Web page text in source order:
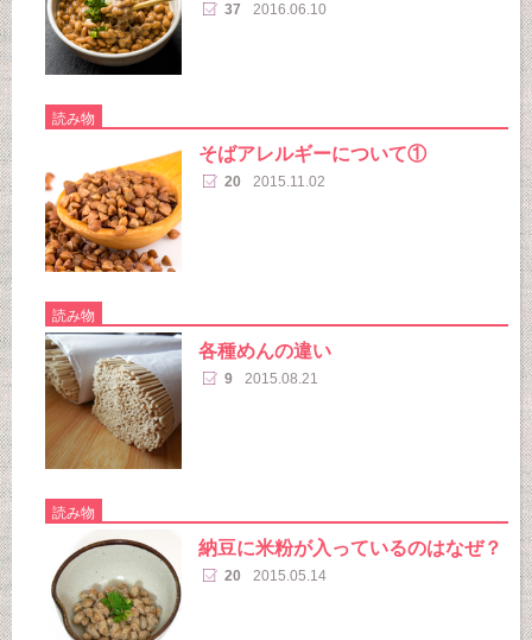
37 2016.06.10
読み物
そばアレルギーについて①
20 2015.11.02
読み物
各種めんの違い
9 2015.08.21
読み物
納豆に米粉が入っているのはなぜ？
20 2015.05.14